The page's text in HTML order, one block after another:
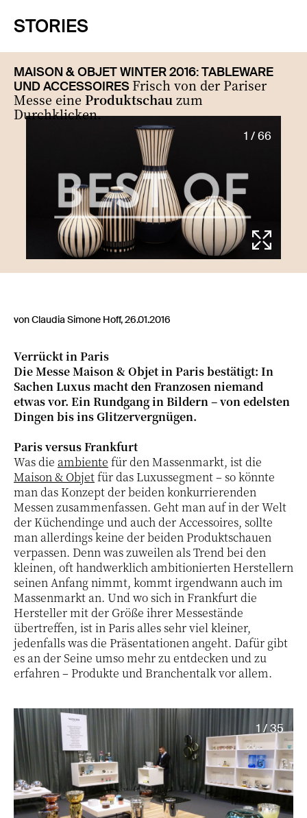
STORIES
MAISON & OBJET WINTER 2016: TABLEWARE
UND ACCESSOIRES Frisch von der Pariser
Messe eine Produktschau zum
Durchklicken.
1 / 66
von Claudia Simone Hoff, 26.01.2016
Verrückt in Paris
Die Messe Maison & Objet in Paris bestätigt: In
Sachen Luxus macht den Franzosen niemand
etwas vor. Ein Rundgang in Bildern – von edelsten
Dingen bis ins Glitzervergnügen.
Paris versus Frankfurt
Was die ambiente für den Massenmarkt, ist die
Maison & Objetfür das Luxussegment – so könnte
man das Konzept der beiden konkurrierenden
Messen zusammenfassen. Geht man auf in der Welt
der Küchendinge und auch der Accessoires, sollte
man allerdings keine der beiden Produktschauen
verpassen. Denn was zuweilen als Trend bei den
kleinen, oft handwerklich ambitionierten Herstellern
seinen Anfang nimmt, kommt irgendwann auch im
Massenmarkt an. Und wo sich in Frankfurt die
Hersteller mit der Größe ihrer Messestände
übertreffen, ist in Paris alles sehr viel kleiner,
jedenfalls was die Präsentationen angeht. Dafür gibt
es an der Seine umso mehr zu entdecken und zu
erfahren – Produkte und Branchentalk vor allem.
1 / 35